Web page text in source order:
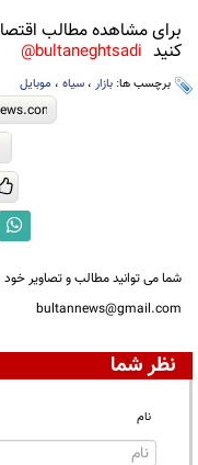
برای مشاهده مطالب
کنید bultaneghtsadi@
برچسب ها: بازار ، سیاه ، موبایل
شما می توانید مطالب و تصاویر خود
bultannews@gmail.com
نظر شما
نام